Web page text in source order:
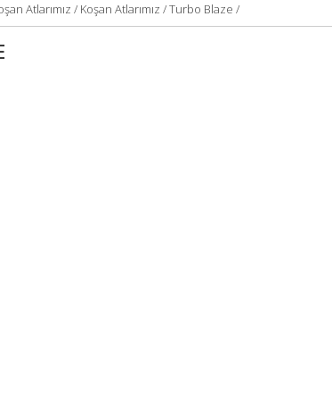
Atlarımız / Koşan Atlarımız /Turbo Blaze /